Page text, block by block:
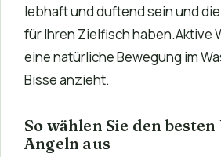
lebhaft und duftend sein und
für Ihren Zielfisch haben.Aktive
eine natürliche Bewegung im
Bisse anzieht.
So wählen Sie den
Angeln aus